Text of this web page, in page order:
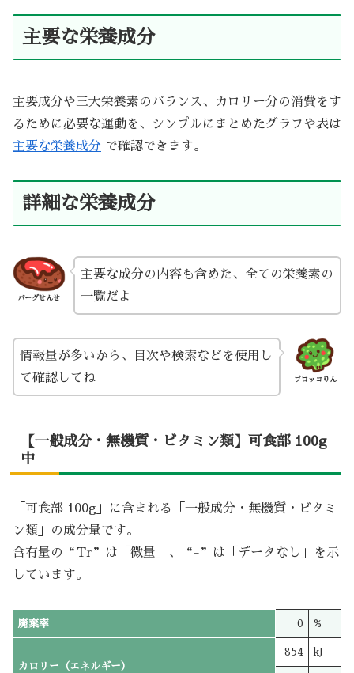
主要な栄養成分
主要成分や三大栄養素のバランス、カロリー分の消費をす
るために必要な運動を、シンプルにまとめたグラフや表は
主要な栄養成分 で確認できます。
詳細な栄養成分
バーグせんせ
主要な成分の内容も含めた、全ての栄養素の
一覧だよ
ブロッコりん
情報量が多いから、目次や検索などを使用し
て確認してね
【一般成分・無機質・ビタミン類】可食部 100g
中
「可食部 100g」に含まれる「一般成分・無機質・ビタミ
ン類」の成分量です。
含有量の“Tr”は「微量」、“-”は「データなし」を示
しています。
廃棄率 0 %
カロリー（エネルギー）
854 kJ